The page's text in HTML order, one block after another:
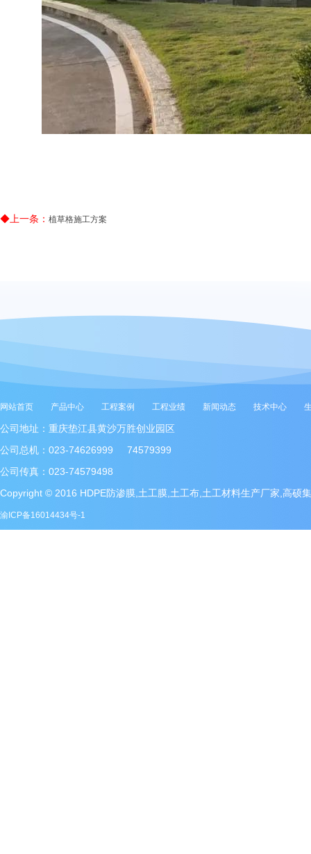
◆上一条： 植草格施工方案
网站首页 产品中心 工程案例 工程业绩 新闻动态 技术中心
公司地址：重庆垫江县黄沙万胜创业园区
公司总机：023-74626999 74579399
公司传真：023-74579498
Copyright © 2016 HDPE防渗膜,土工膜,土工布,土工材料生产厂家,高硕
渝ICP备16014434号-1